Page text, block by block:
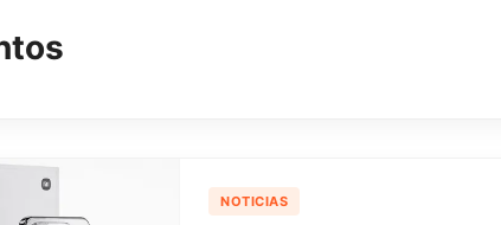
NOTICIAS